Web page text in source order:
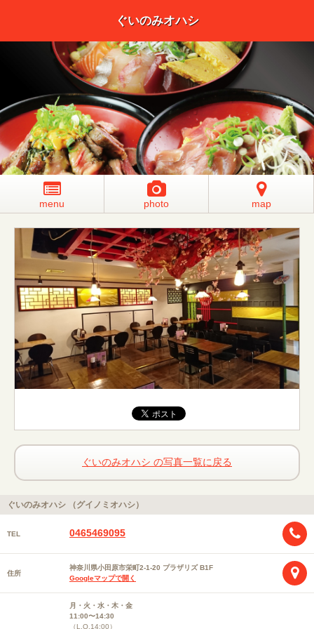
ぐいのみオハシ
menu photo map
ぐいのみオハシ の写真一覧に戻る
ぐいのみオハシ （グイノミオハシ）
TEL 0465469095
住所
神奈川県小田原市栄町2-1-20 プラザリズ B1F
Googleマップで開く
月・火・水・木・金
11:00〜14:30
（L.O.14:00）